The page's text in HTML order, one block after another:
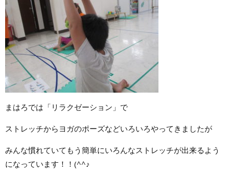
まはろでは「リラクゼーション」で
ストレッチからヨガのポーズなどいろいろやってきましたが
みんな慣れていてもう簡単にいろんなストレッチが出来るよう
になっています！！(^^♪